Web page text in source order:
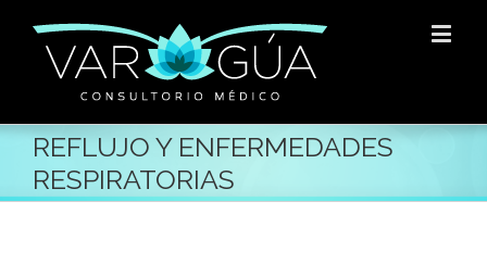
REFLUJO Y ENFERMEDADES
RESPIRATORIAS